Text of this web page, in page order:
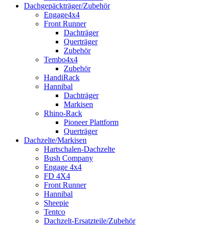
Dachgepäckträger/Zubehör
Engage4x4
Front Runner
Dachträger
Querträger
Zubehör
Tembo4x4
Zubehör
HandiRack
Hannibal
Dachträger
Markisen
Rhino-Rack
Pioneer Plattform
Querträger
Dachzelte/Markisen
Hartschalen-Dachzelte
Bush Company
Engage 4x4
FD 4X4
Front Runner
Hannibal
Sheepie
Tentco
Dachzelt-Ersatzteile/Zubehör